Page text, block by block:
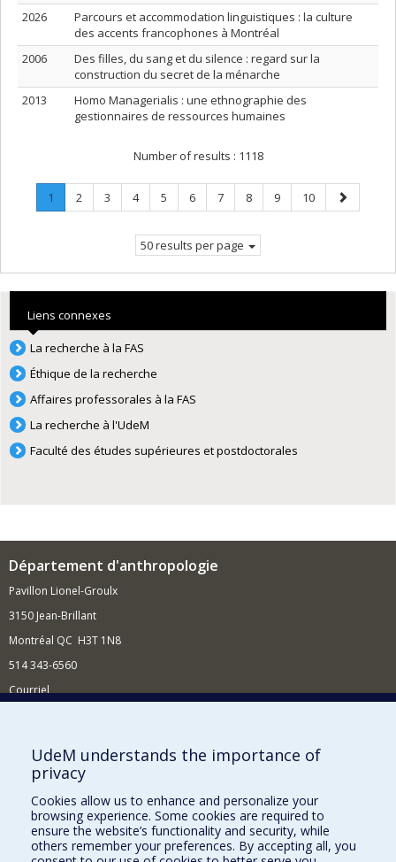
2026
Parcours et accommodation linguistiques : la culture
des accents francophones à Montréal
2006
Des filles, du sang et du silence : regard sur la
construction du secret de la ménarche
2013
Homo Managerialis : une ethnographie des
gestionnaires de ressources humaines
Number of results : 1118
Page
1
Current
Page
2 Page
3 Page
4 Page
5 Page
6 Page
7 Page
8 Page
9 Page
10
Next
page
50 results per page
Liens connexes
La recherche à la FAS
Éthique de la recherche
Affaires professorales à la FAS
La recherche à l'UdeM
Faculté des études supérieures et postdoctorales
Département d'anthropologie
Pavillon Lionel-Groulx
3150 Jean-Brillant
Montréal QC H3T 1N8
514 343-6560
Courriel
Comment soutenir le Département?
BESOIN D'AIDE?
Plan du site
Signaler une erreur
Accessibilité
UdeM understands the importance of
privacy
Cookies allow us to enhance and personalize your
browsing experience. Some cookies are required to
ensure the website’s functionality and security, while
others remember your preferences. By accepting all, you